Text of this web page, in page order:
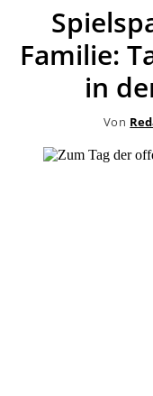
Familie:
in
Von